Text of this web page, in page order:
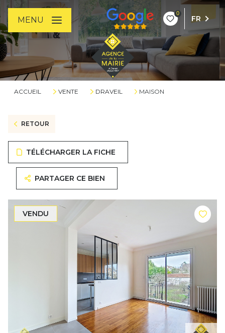
0
FR
MENU
ACCUEIL VENTE DRAVEIL MAISON
RETOUR
TÉLÉCHARGER LA FICHE
PARTAGER CE BIEN
VENDU